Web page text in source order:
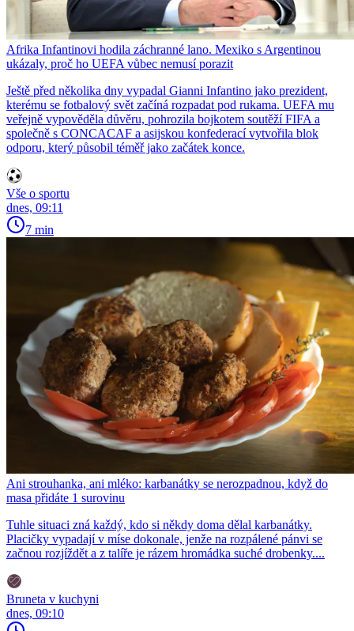
Afrika Infantinovi hodila záchranné lano. Mexiko s Argentinou
ukázaly, proč ho UEFA vůbec nemusí porazit
Ještě před několika dny vypadal Gianni Infantino jako prezident,
kterému se fotbalový svět začíná rozpadat pod rukama. UEFA mu
veřejně vypověděla důvěru, pohrozila bojkotem soutěží FIFA a
společně s CONCACAF a asijskou konfederací vytvořila blok
odporu, který působil téměř jako začátek konce.
Vše o sportu
dnes, 09:11
7 min
Ani strouhanka, ani mléko: karbanátky se nerozpadnou, když do
masa přidáte 1 surovinu
Tuhle situaci zná každý, kdo si někdy doma dělal karbanátky.
Placičky vypadají v míse dokonale, jenže na rozpálené pánvi se
začnou rozjíždět a z talíře je rázem hromádka suché drobenky....
Bruneta v kuchyni
dnes, 09:10